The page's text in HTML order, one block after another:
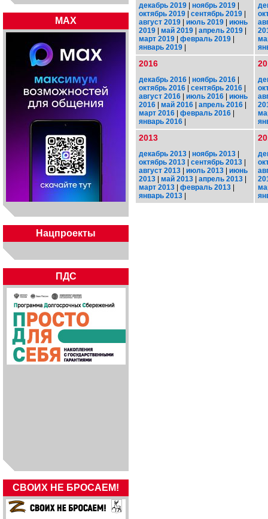
MAX
Нацпроекты
ПДС
СВОИХ НЕ БРОСАЕМ!
декабрь 2019 | ноябрь 2019 |
октябрь 2019 | сентябрь 2019 |
август 2019 | июль 2019 | июнь
2019 | май 2019 | апрель 2019 |
март 2019 | февраль 2019 |
январь 2019 |
2016
декабрь 2016 | ноябрь 2016 |
октябрь 2016 | сентябрь 2016 |
август 2016 | июль 2016 | июнь
2016 | май 2016 | апрель 2016 |
март 2016 | февраль 2016 |
январь 2016 |
2013
декабрь 2013 | ноябрь 2013 |
октябрь 2013 | сентябрь 2013 |
август 2013 | июль 2013 | июнь
2013 | май 2013 | апрель 2013 |
март 2013 | февраль 2013 |
январь 2013 |